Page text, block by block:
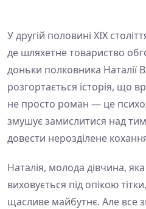
У другій половині XIX
де шляхетне товариство
доньки полковника Наталії
розгортається історія, що
не просто роман — це
змушує замислитися над
довести нерозділене
Наталія, молода дівчина,
виховується під опікою
щасливе майбутнє. Але все